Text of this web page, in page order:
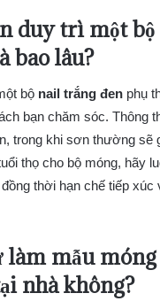
duy trì một
bao lâu?
bộ nail trắng đen phụ
bạn chăm sóc. Thông
trong khi sơn thường
thọ cho bộ móng, hãy
thời hạn chế tiếp xúc
làm mẫu
nhà không?